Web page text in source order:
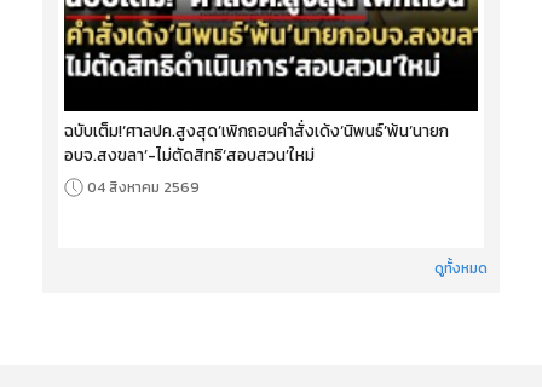
ฉบับเต็ม!‘ศาลปค.สูงสุด’เพิกถอนคำสั่งเด้ง‘นิพนธ์’พ้น‘นายก
อบจ.สงขลา’-ไม่ตัดสิทธิ‘สอบสวน’ใหม่
04 สิงหาคม 2569
ดูทั้งหมด